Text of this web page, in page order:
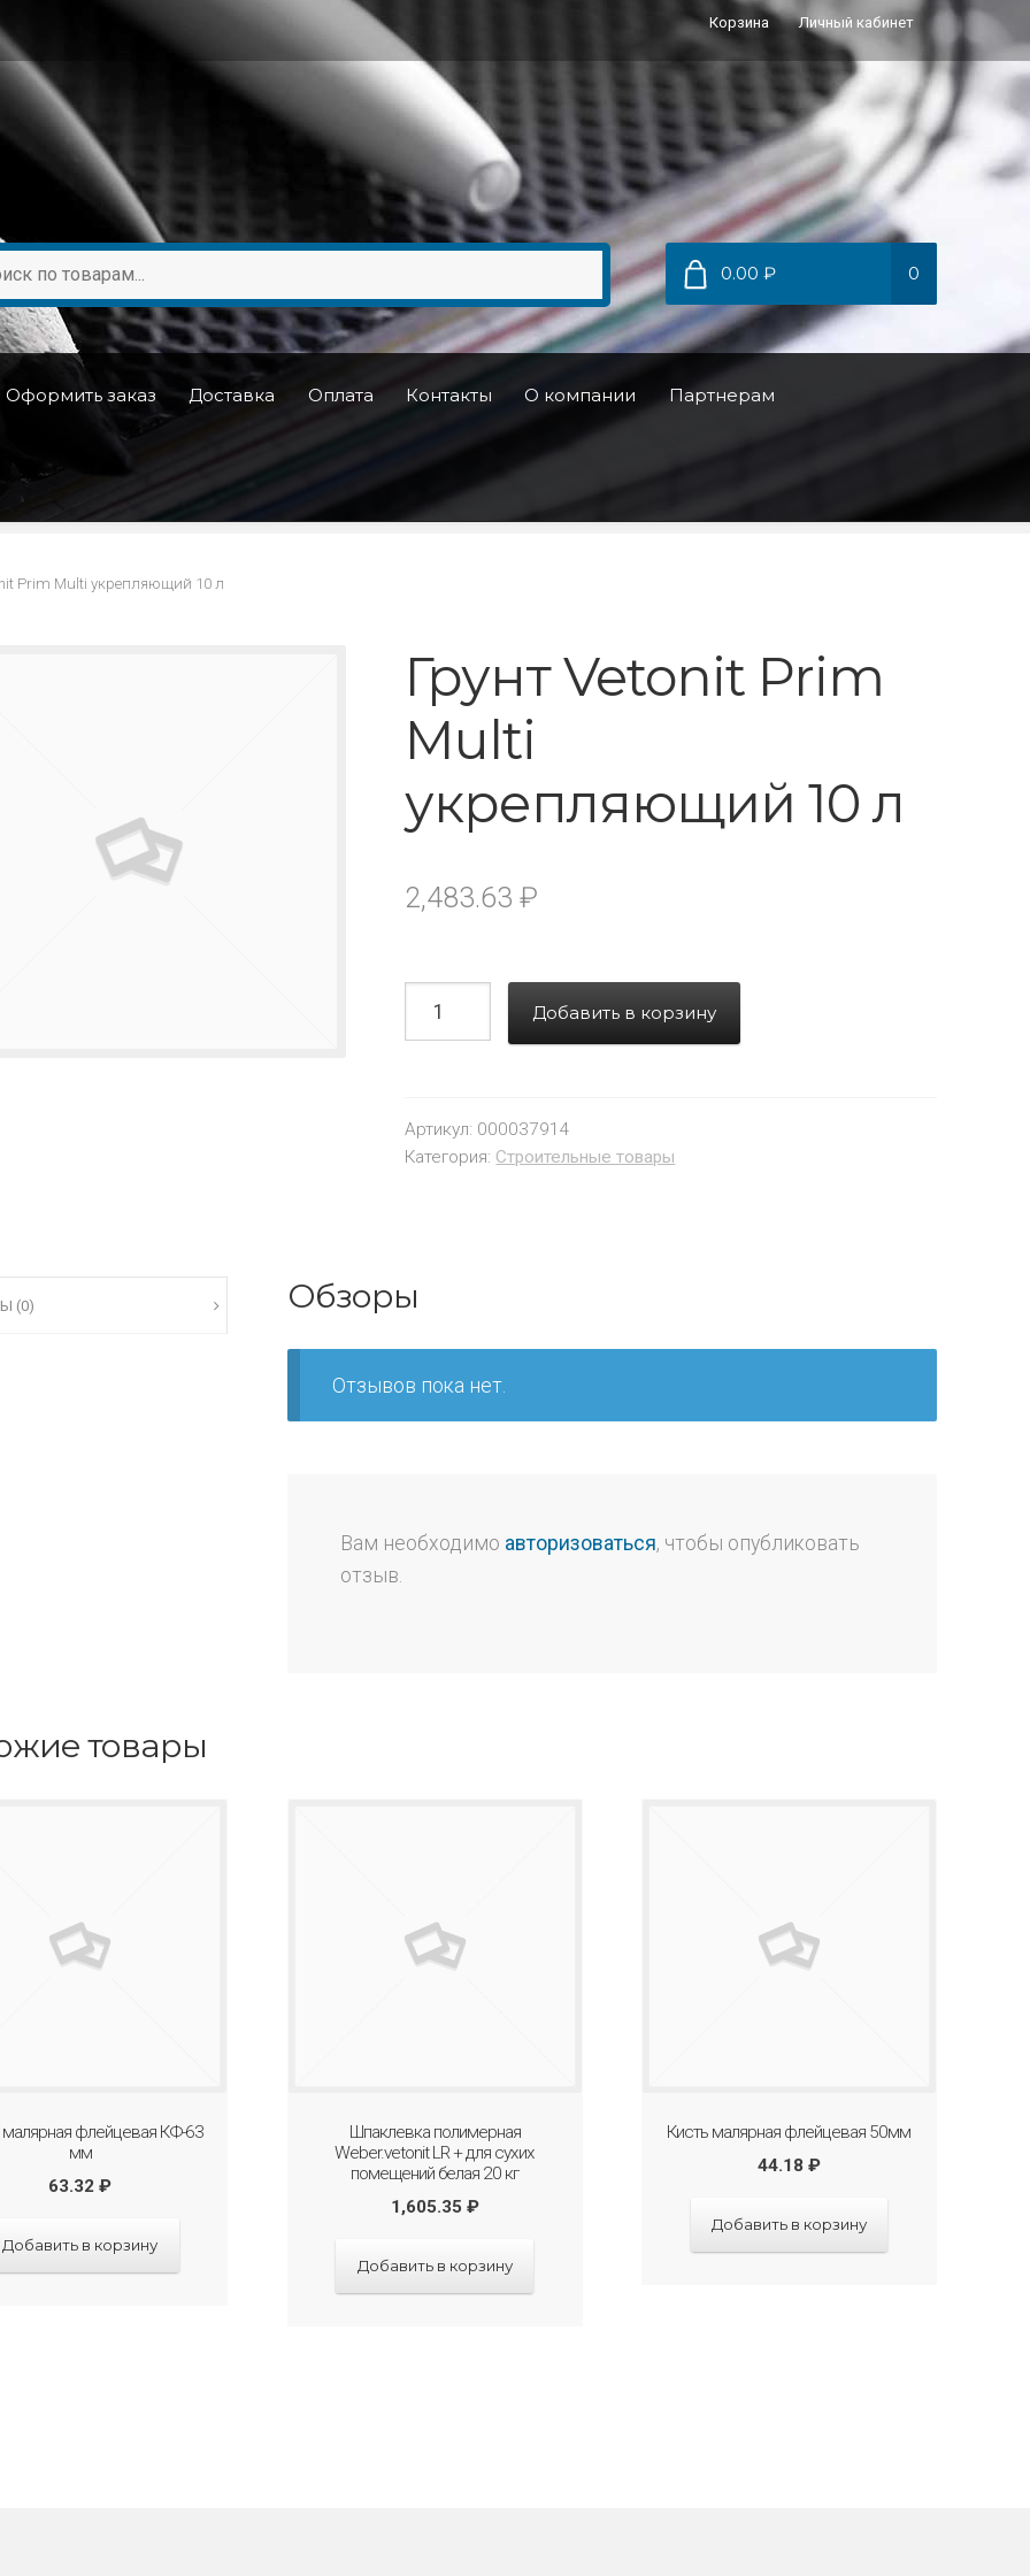
Корзина Личный кабинет
0.00 ₽ 0
Оформить заказ Доставка Оплата Контакты О компании Партнерам
Prim Multi укрепляющий 10 л
Грунт Vetonit Prim
Multi
укрепляющий 10 л
2,483.63₽
Добавить в корзину
Артикул: 000037914
Категория: Строительные товары
(0) Обзоры
Отзывов пока нет.
Вам необходимо авторизоваться, чтобы опубликовать
отзыв.
товары
малярная флейцевая КФ-63
мм
63.32₽
Добавить в корзину
Шпаклевка полимерная
Weber.vetonit LR + для сухих
помещений белая 20 кг
1,605.35 ₽
Добавить в корзину
Кисть малярная флейцевая 50мм
44.18 ₽
Добавить в корзину